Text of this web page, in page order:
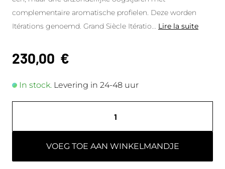
complementaire aromatische profielen. Deze worden
Itérations genoemd. Grand Siècle Itératio
Lire la suite
230,00 €
In stock. Levering in 24-48 uur
VOEG TOE AAN WINKELMANDJE